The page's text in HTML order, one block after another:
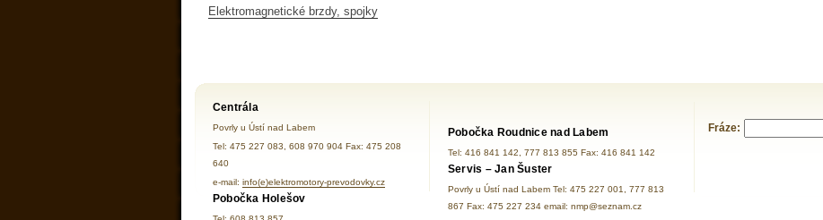
Elektromagnetické brzdy, spojky
Centrála
Povrly u Ústí nad Labem
Tel: 475 227 083, 608 970 904 Fax: 475 208
640
e-mail: info(e)elektromotory-prevodovky.cz
Pobočka Holešov
Pobočka Roudnice nad Labem
Tel: 416 841 142, 777 813 855 Fax: 416 841 142
Servis – Jan Šuster
Povrly u Ústí nad Labem Tel: 475 227 001, 777 813
867 Fax: 475 227 234 email: nmp@seznam.cz
Fráze: